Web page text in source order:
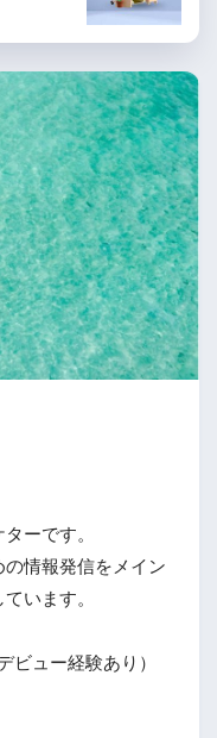
ーです。
の情報発信をメイン
います。